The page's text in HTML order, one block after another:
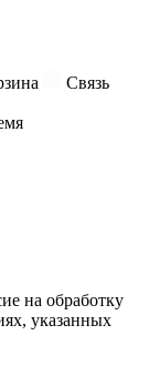
Связь
на обработку
указанных